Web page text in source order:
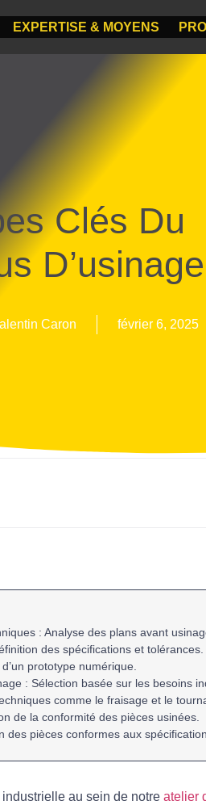
EXPERTISE & MOYENS
Clés Du
D’usinage
Caron février 6, 2025
: Analyse des plans avant
des spécifications et tolérances.
prototype numérique.
: Sélection basée sur les besoins
comme lefraisage et le
de la conformité des pièces usinées.
des pièces conformes aux
industrielle au sein de notre atelier